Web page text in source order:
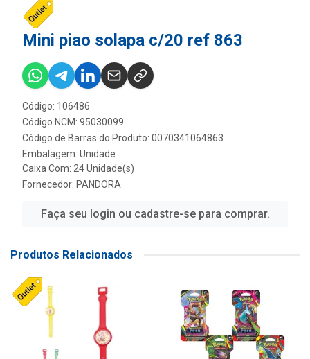
Mini piao solapa c/20 ref 863
Código: 106486
Código NCM: 95030099
Código de Barras do Produto: 0070341064863
Embalagem: Unidade
Caixa Com: 24 Unidade(s)
Fornecedor: PANDORA
Faça seu login ou cadastre-se para comprar.
Produtos Relacionados